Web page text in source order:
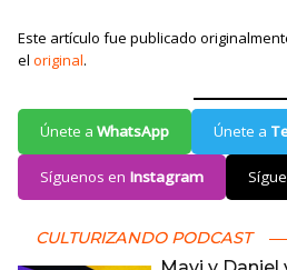
Este artículo fue publicado
el original.
Únete a WhatsApp Únete a
Síguenos en Instagram
CULTURIZANDO PODCAST